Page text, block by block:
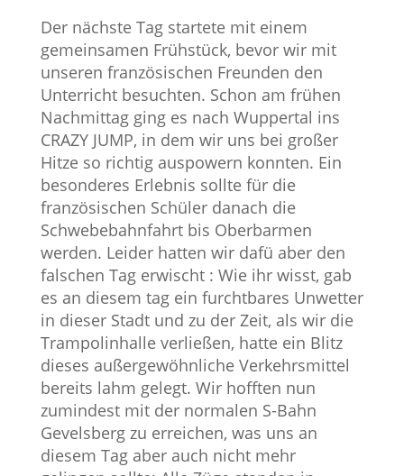
Der nächste Tag startete mit einem
gemeinsamen Frühstück, bevor wir mit
unseren französischen Freunden den
Unterricht besuchten. Schon am frühen
Nachmittag ging es nach Wuppertal ins
CRAZY JUMP, in dem wir uns bei großer
Hitze so richtig auspowern konnten. Ein
besonderes Erlebnis sollte für die
französischen Schüler danach die
Schwebebahnfahrt bis Oberbarmen
werden. Leider hatten wir dafü aber den
falschen Tag erwischt : Wie ihr wisst, gab
es an diesem tag ein furchtbares Unwetter
in dieser Stadt und zu der Zeit, als wir die
Trampolinhalle verließen, hatte ein Blitz
dieses außergewöhnliche Verkehrsmittel
bereits lahm gelegt. Wir hofften nun
zumindest mit der normalen S-Bahn
Gevelsberg zu erreichen, was uns an
diesem Tag aber auch nicht mehr